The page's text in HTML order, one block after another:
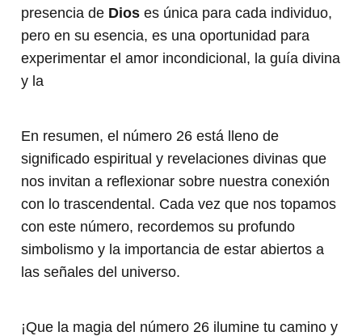
presencia de Dios es única para cada individuo,
pero en su esencia, es una oportunidad para
experimentar el amor incondicional, la guía divina
y la
En resumen, el número 26 está lleno de
significado espiritual y revelaciones divinas que
nos invitan a reflexionar sobre nuestra conexión
con lo trascendental. Cada vez que nos topamos
con este número, recordemos su profundo
simbolismo y la importancia de estar abiertos a
las señales del universo.
¡Que la magia del número 26 ilumine tu camino y